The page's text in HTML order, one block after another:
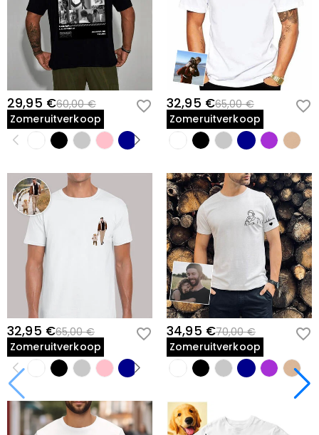
Versie:Los
geretourneerd met uw geretourneerde artikel.
29,95 €60,00 €
Zomeruitverkoop
32,95 €65,00 €
Zomeruitverkoop
32,95 €65,00 €
Zomeruitverkoop
34,95 €70,00 €
Zomeruitverkoop